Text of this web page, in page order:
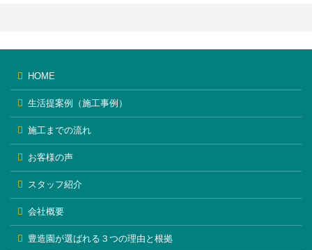
HOME
生活提案例（施工事例）
施工までの流れ
お客様の声
スタッフ紹介
会社概要
豊造園が選ばれる３つの理由と根拠